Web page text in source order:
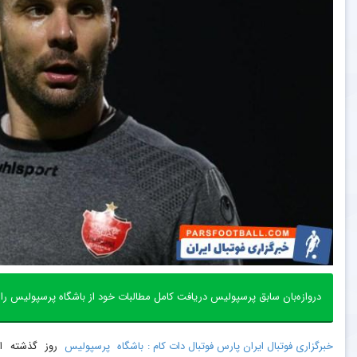
دروازه‌بان سابق پرسپولیس دریافت کامل مطالبات خود از باشگاه پرسپولیس را
خبرگزاری فوتبال ایران پارس فوتبال دات کام : باشگاه پرسپولیس روز گذشته